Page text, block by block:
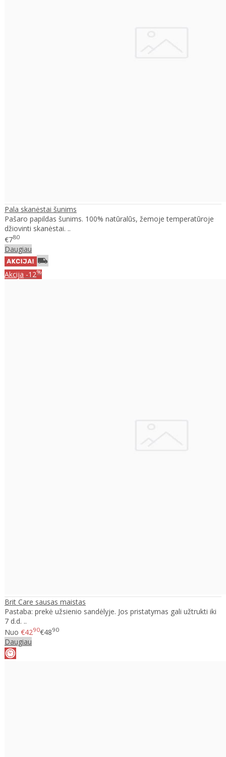
Pala skanėstai šunims
Pašaro papildas šunims. 100% natūralūs, žemoje temperatūroje
džiovinti skanėstai. ..
€780
Daugiau
Akcija -12%
Brit Care sausas maistas
Pastaba: prekė užsienio sandėlyje. Jos pristatymas gali užtrukti iki
7 d.d. ..
Nuo €4290€4890
Daugiau